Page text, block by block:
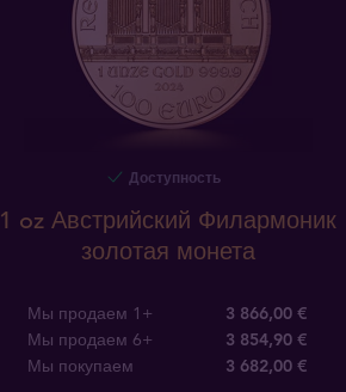
Доступность
1 oz Австрийский Филармоник
золотая монета
Мы продаем 1+
3 866,00 €
Мы продаем 6+
3 854,90 €
Мы покупаем
3 682,00 €